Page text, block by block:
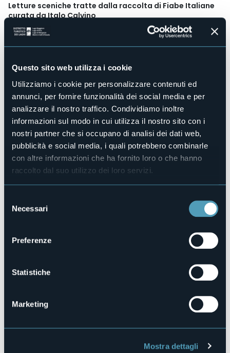
Questo sito web utilizza i cookie
Utilizziamo i cookie per personalizzare contenuti ed
annunci, per fornire funzionalità dei social media e per
analizzare il nostro traffico. Condividiamo inoltre
informazioni sul modo in cui utilizza il nostro sito con i
nostri partner che si occupano di analisi dei dati web,
pubblicità e social media, i quali potrebbero combinarle
con altre informazioni che ha fornito loro o che hanno
raccolto dal suo utilizzo dei loro servizi.
delNecessari
Preferenze
Statistiche
Marketing
Mostra dettagli
Letture sceniche tratte dalla raccolta di Fiabe Italiane
curata da Italo Calvino
di e con Bobo Nigrone
cent’anni dalla nascita di Italo Calvino, lo spettacolo vuole
rendere omaggio al grande scrittore con la lettura e la
narrazione di alcune storie tratte dalla sua celebre raccolta
“Fiabe Italiane” e da altre storie e fiabe meno note.
Ingresso libero.
Immagine di copertina: Centro Documentazione Museo
Nazionale della Montagna CAI - Torino.
Organizzatore
Onda Teatro
Luogo dell'evento
Piazza Possi
E-mail
Sito web
https://www.ondateatro.it/rassegne/festival-montagna-
Piazza Possi
28838 - Stresa (VB)